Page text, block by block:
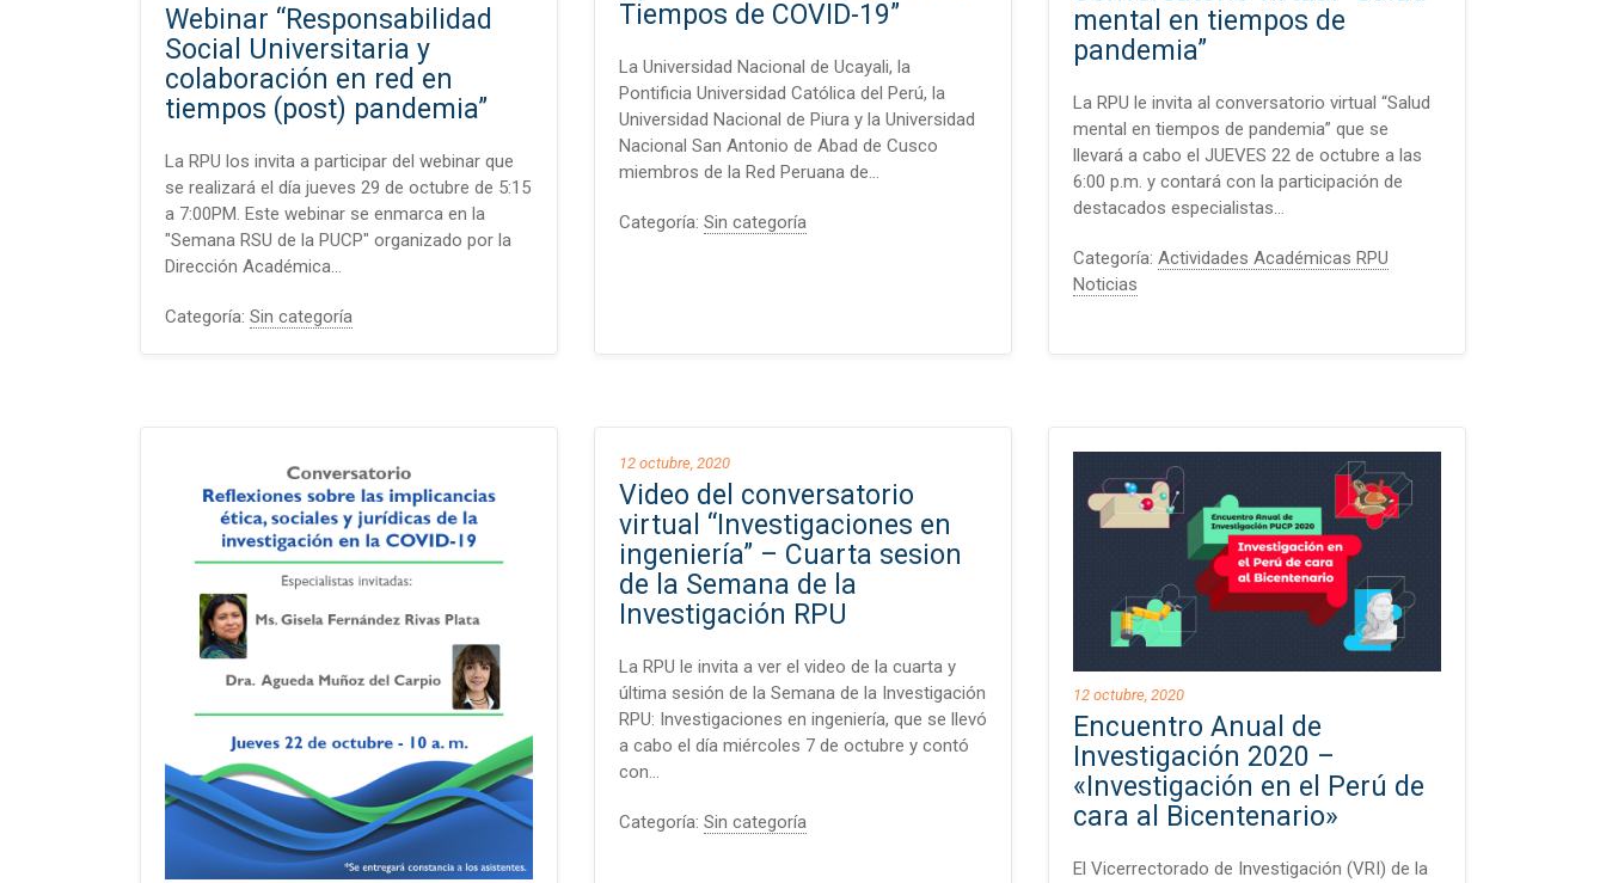
Webinar “Responsabilidad
Social Universitaria y
colaboración en red en
tiempos (post) pandemia”
La RPU los invita a participar del webinar que
se realizará el día jueves 29 de octubre de 5:15
a 7:00PM. Este webinar se enmarca en la
"Semana RSU de la PUCP" organizado por la
Dirección Académica…
Categoría: Sin categoría
Tiempos de COVID-19”
La Universidad Nacional de Ucayali, la
Pontificia Universidad Católica del Perú, la
Universidad Nacional de Piura y la Universidad
Nacional San Antonio de Abad de Cusco
miembros de la Red Peruana de…
Categoría: Sin categoría
mental en tiempos de
pandemia”
La RPU le invita al conversatorio virtual “Salud
mental en tiempos de pandemia” que se
llevará a cabo el JUEVES 22 de octubre a las
6:00 p.m. y contará con la participación de
destacados especialistas…
Categoría: Actividades Académicas RPU
Noticias
12 octubre, 2020
Video del conversatorio
virtual “Investigaciones en
ingeniería” – Cuarta sesion
de la Semana de la
Investigación RPU
La RPU le invita a ver el video de la cuarta y
última sesión de la Semana de la Investigación
RPU: Investigaciones en ingeniería, que se llevó
a cabo el día miércoles 7 de octubre y contó
con…
Categoría: Sin categoría
12 octubre, 2020
Encuentro Anual de
Investigación 2020 –
«Investigación en el Perú de
cara al Bicentenario»
El Vicerrectorado de Investigación (VRI) de la